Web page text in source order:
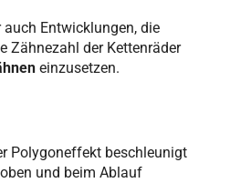
Entwicklungen, die
Zähnezahl der Kettenräder
einzusetzen.
Polygoneffekt beschleunigt
und beim Ablauf